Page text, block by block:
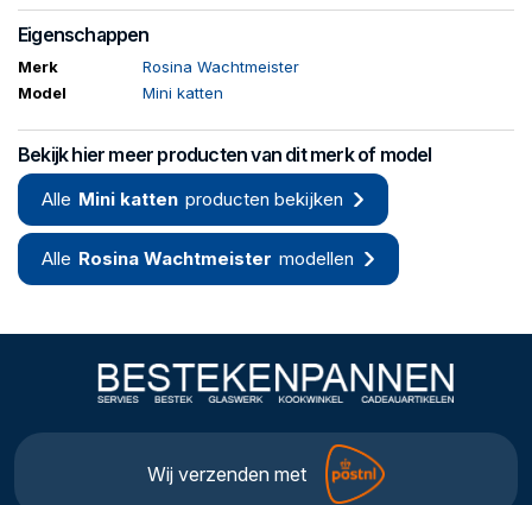
Eigenschappen
Merk
Rosina Wachtmeister
Model
Mini katten
Bekijk hier meer producten van dit merk of model
Alle Mini katten producten bekijken
Alle Rosina Wachtmeister modellen
Wij verzenden met